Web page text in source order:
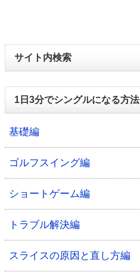
サイト内検索
1日3分でシングルになる方法
基礎編
ゴルフスイング編
ショートゲーム編
トラブル解決編
スライスの原因と直し方編